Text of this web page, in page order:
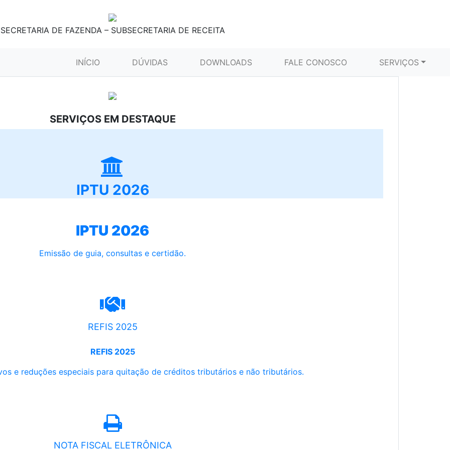
SECRETARIA DE FAZENDA – SUBSECRETARIA DE RECEITA
INÍCIO (CURRENT)DÚVIDAS DOWNLOADS FALE CONOSCO SERVIÇOS
SERVIÇOS EM DESTAQUE
IPTU 2026
IPTU 2026
Emissão de guia, consultas e certidão.
REFIS 2025
REFIS 2025
e reduções especiais para quitação de créditos tributários e não tributários.
NOTA FISCAL ELETRÔNICA